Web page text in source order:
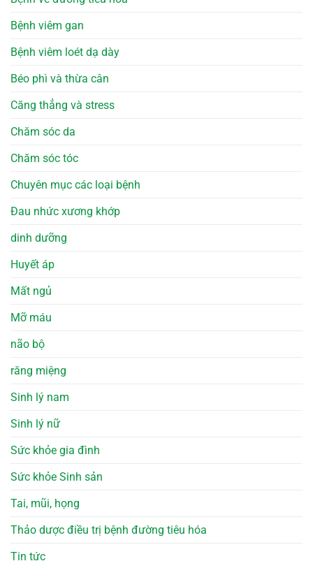
Bệnh viêm gan
Bệnh viêm loét dạ dày
Béo phì và thừa cân
Căng thẳng và stress
Chăm sóc da
Chăm sóc tóc
Chuyên mục các loại bệnh
Đau nhức xương khớp
dinh dưỡng
Huyết áp
Mất ngủ
Mỡ máu
não bộ
răng miệng
Sinh lý nam
Sinh lý nữ
Sức khỏe gia đình
Sức khỏe Sinh sản
Tai, mũi, họng
Thảo dược điều trị bệnh đường tiêu hóa
Tin tức